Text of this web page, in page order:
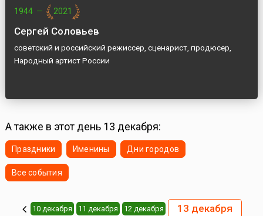
1944 — 2021
Сергей Соловьев
советский и российский режиссер, сценарист, продюсер,
Народный артист России
А также в этот день 13 декабря:
Праздники Именины Дни городов
Все события
10 декабря 11 декабря 12 декабря 13 декабря